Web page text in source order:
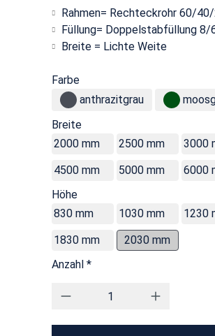
Rahmen= Rechteckrohr 60/
Füllung= Doppelstabfüllung 8/
Breite = Lichte Weite
Farbe
anthrazitgrau
Breite
2000 mm
2500 mm 3000
4500 mm
5000 mm
6000
Höhe
830 mm
1030 mm 1230
1830 mm
2030 mm
Anzahl *